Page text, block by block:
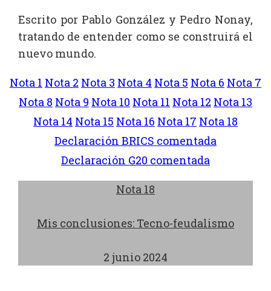
Escrito por Pablo González y Pedro Nonay,
tratando de entender como se construirá el
nuevo mundo.
Nota 1 Nota 2 Nota 3 Nota 4 Nota 5 Nota 6 Nota 7
Nota 8 Nota 9 Nota 10 Nota 11 Nota 12 Nota 13
Nota 14 Nota 15 Nota 16 Nota 17 Nota 18
Declaración BRICS comentada
Declaración G20 comentada
Nota 18
Mis conclusiones: Tecno-feudalismo
2 junio 2024